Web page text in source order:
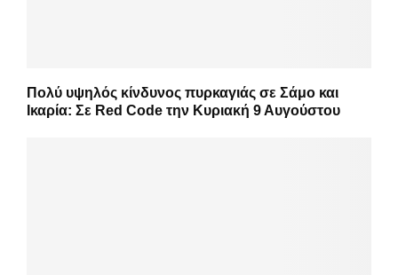
Πολύ υψηλός κίνδυνος πυρκαγιάς σε Σάμο και
Ικαρία: Σε Red Code την Κυριακή 9 Αυγούστου